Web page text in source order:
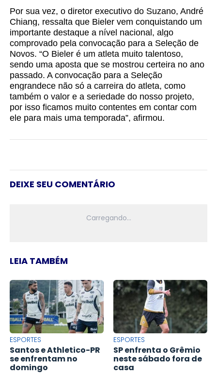
Por sua vez, o diretor executivo do Suzano, André
Chiang, ressalta que Bieler vem conquistando um
importante destaque a nível nacional, algo
comprovado pela convocação para a Seleção de
Novos. “O Bieler é um atleta muito talentoso,
sendo uma aposta que se mostrou certeira no ano
passado. A convocação para a Seleção
engrandece não só a carreira do atleta, como
também o valor e a seriedade do nosso projeto,
por isso ficamos muito contentes em contar com
ele para mais uma temporada”, afirmou.
DEIXE SEU COMENTÁRIO
LEIA TAMBÉM
ESPORTES
Santos e Athletico-PR
se enfrentam no
domingo
ESPORTES
SP enfrenta o Grêmio
neste sábado fora de
casa